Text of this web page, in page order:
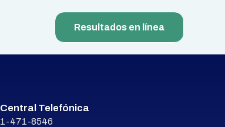
Resultados en línea
Central Telefónica
1-471-8546